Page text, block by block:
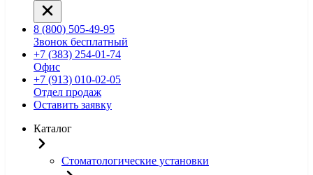
8 (800) 505-49-95
Звонок бесплатный
+7 (383) 254-01-74
Офис
+7 (913) 010-02-05
Отдел продаж
Оставить заявку
Каталог
Стоматологические установки